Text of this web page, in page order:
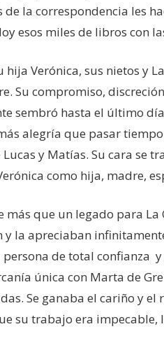
de la correspondencia les
esos miles de libros con
hija Verónica, sus nietos y
Su compromiso,
sembró hasta el último
alegría que pasar
Lucas y Matías. Su cara se
como hija, madre,
más que un legado para
la apreciaban
persona de total confianza
única con Marta de
Se ganaba el cariño y
su trabajo era